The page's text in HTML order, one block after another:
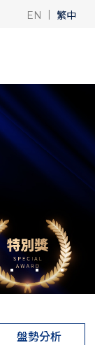
EN | 繁中
盤勢分析